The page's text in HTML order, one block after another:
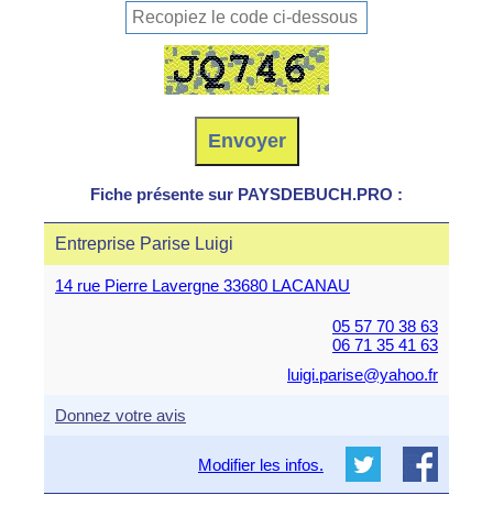
Fiche présente sur PAYSDEBUCH.PRO :
Entreprise Parise Luigi
14 rue Pierre Lavergne 33680 LACANAU
05 57 70 38 63
06 71 35 41 63
luigi.parise@yahoo.fr
Donnez votre avis
Modifier les infos.